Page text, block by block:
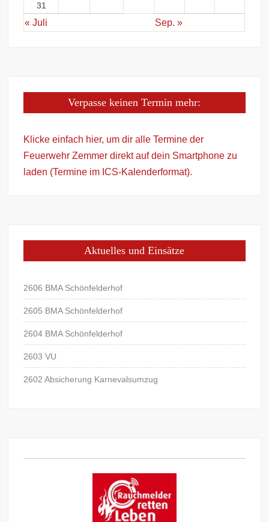
31
« Juli Sep. »
Verpasse keinen Termin mehr:
Klicke einfach hier, um dir alle Termine der
Feuerwehr Zemmer direkt auf dein Smartphone zu
laden (Termine im ICS-Kalenderformat).
Aktuelles und Einsätze
2606 BMA Schönfelderhof
2605 BMA Schönfelderhof
2604 BMA Schönfelderhof
2603 VU
2602 Absicherung Karnevalsumzug